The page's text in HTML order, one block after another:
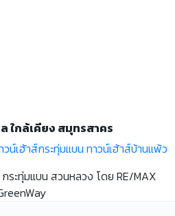
ใกล้เคียง สมุทรสาคร
วน์เฮ้าส์กระทุ่มแบน ทาวน์เฮ้าส์บ้านแพ้ว
ระทุ่มแบน สวนหลวง โดย RE/MAX